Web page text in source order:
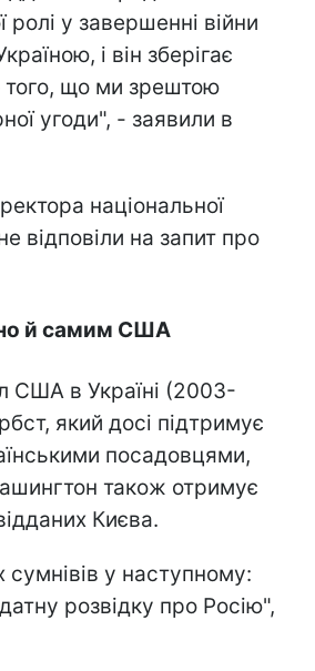
ролі у завершенні війни
і він зберігає
того, що ми зрештою
угоди", - заявили в
національної
відповіли на запит про
й самим США
США в Україні (2003-
який досі підтримує
посадовцями,
також отримує
Києва.
у наступному:
розвідку про Росію",